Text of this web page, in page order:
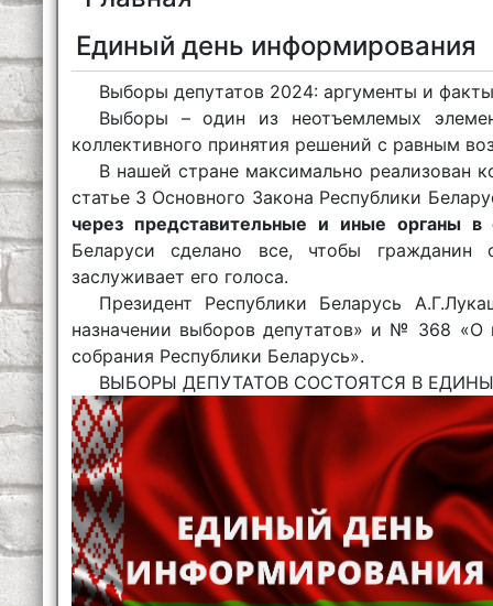
Единый день информирования
Выборы депутатов 2024: аргументы и факты
Выборы – один из неотъемлемых
коллективного принятия решений с равным
В нашей стране максимально реализован
статье 3 Основного Закона Республики
через представительные и иные органы
Беларуси сделано все, чтобы
заслуживает его голоса.
Президент Республики Беларусь
назначении выборов депутатов» и № 368 «О
собрания Республики Беларусь».
ВЫБОРЫ ДЕПУТАТОВ СОСТОЯТСЯ В